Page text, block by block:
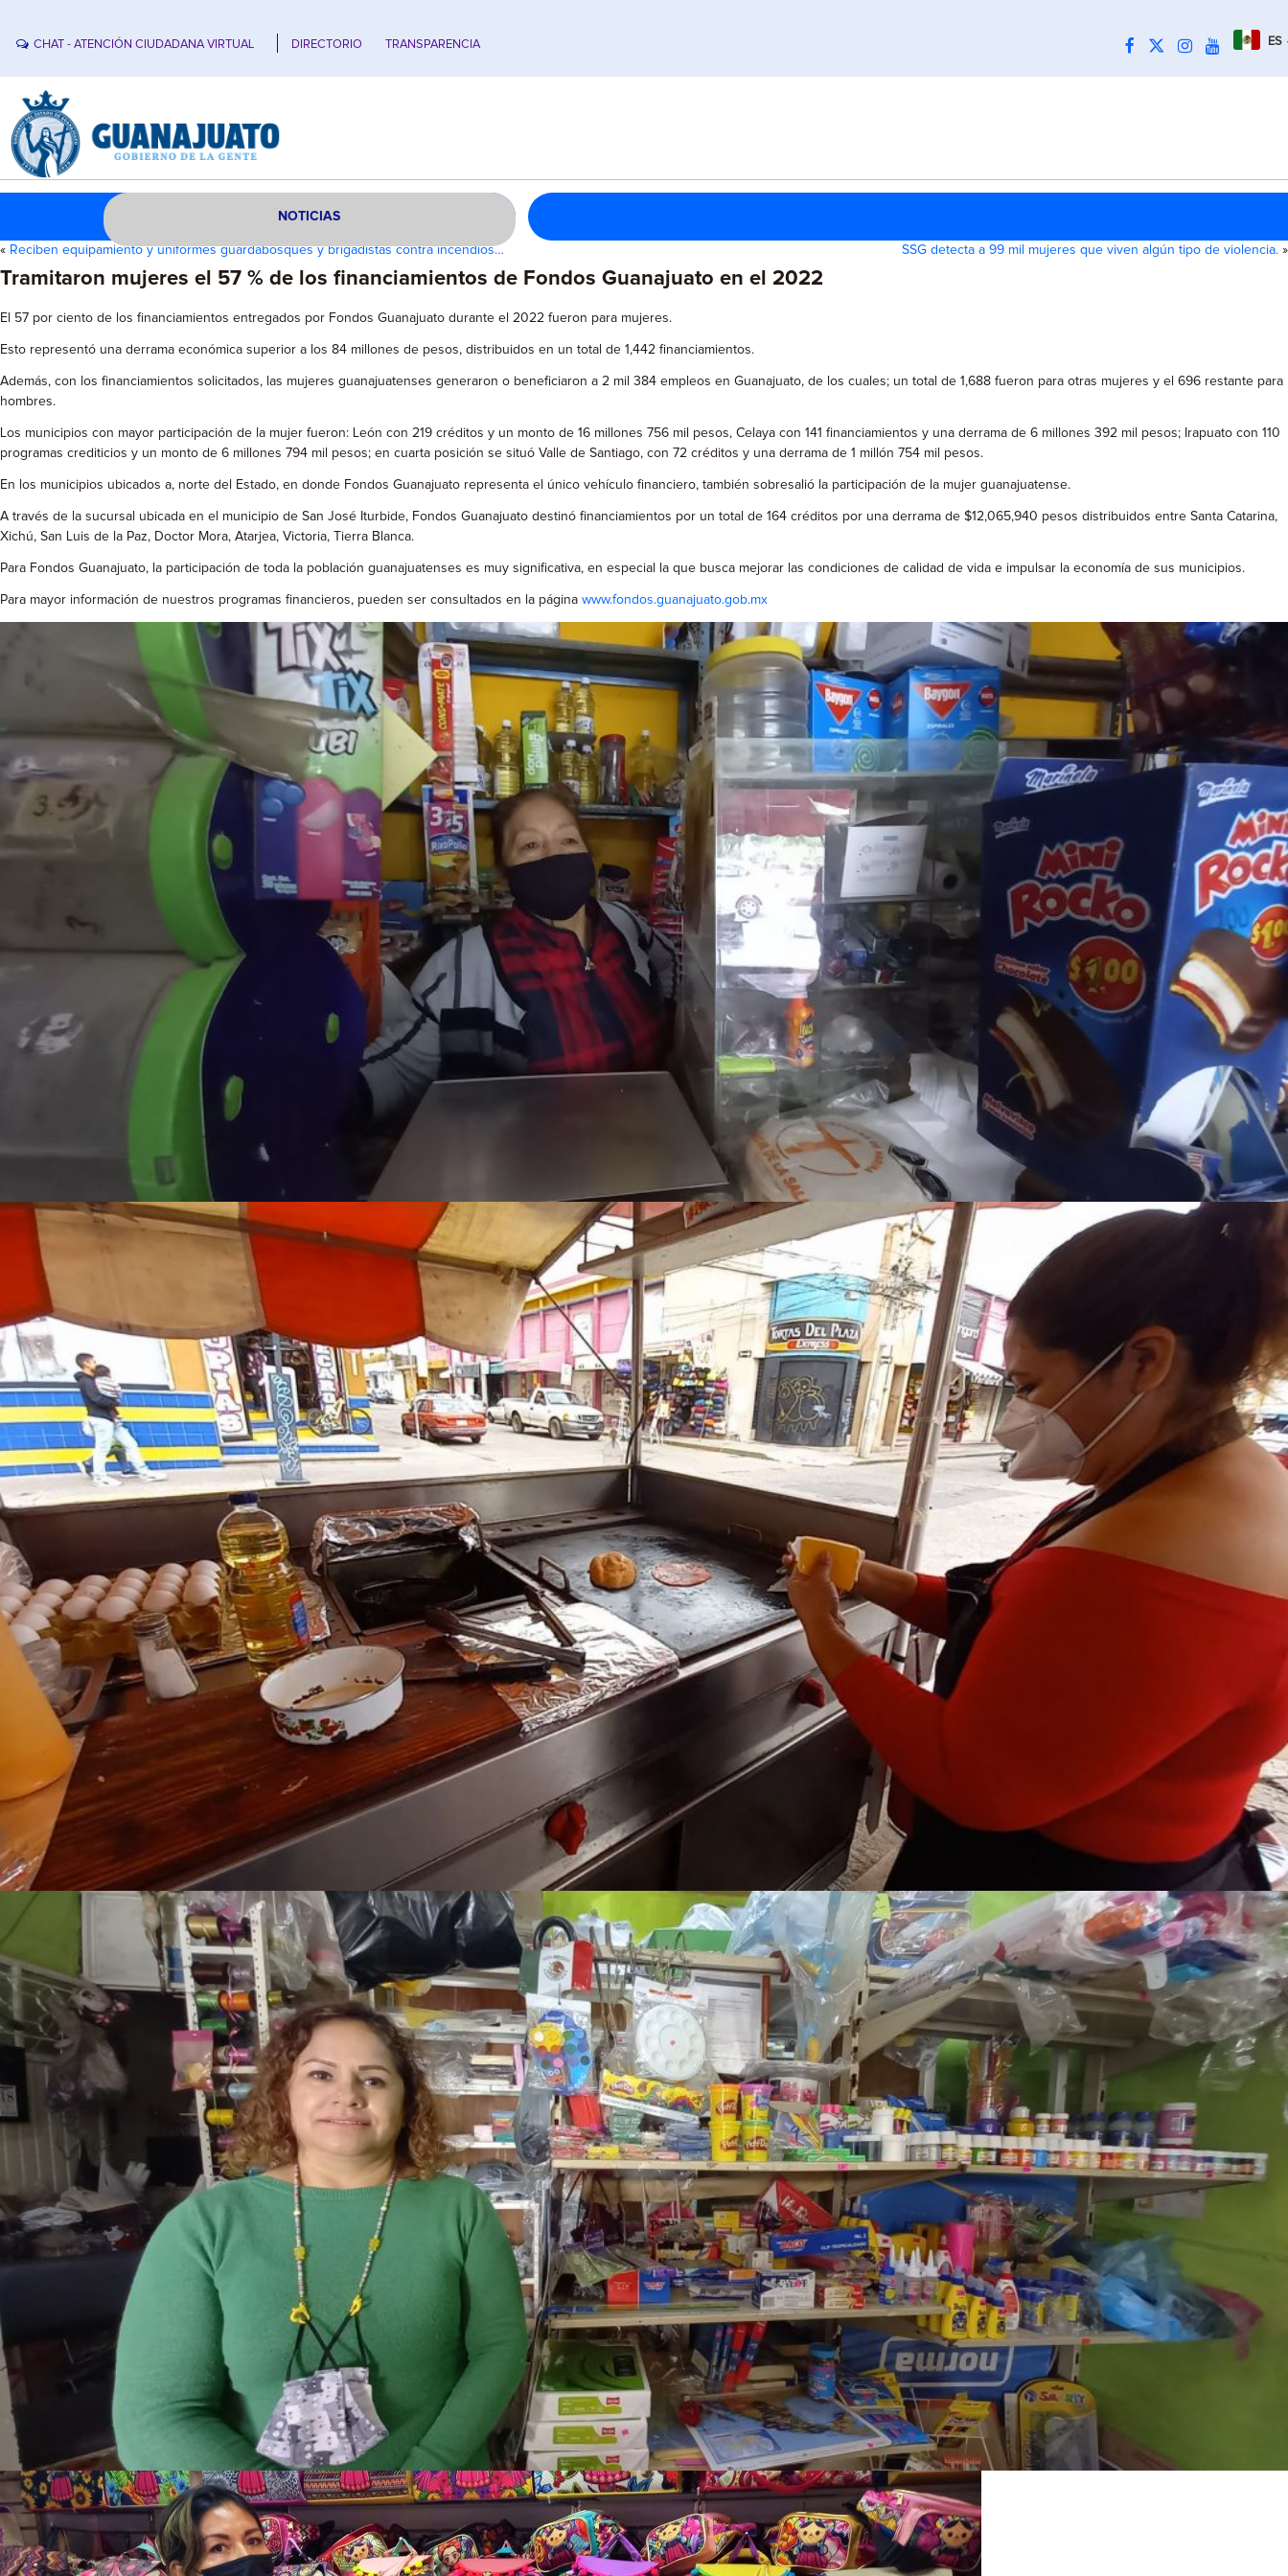
CHAT - ATENCIÓN CIUDADANA VIRTUAL DIRECTORIO TRANSPARENCIA ES
NOTICIAS
« Reciben equipamiento y uniformes guardabosques y brigadistas contra incendios… SSG detecta a 99 mil mujeres que viven algún tipo de violencia. »
Tramitaron mujeres el 57 % de los financiamientos de Fondos Guanajuato en el 2022
El 57 por ciento de los financiamientos entregados por Fondos Guanajuato durante el 2022 fueron para mujeres.
Esto representó una derrama económica superior a los 84 millones de pesos, distribuidos en un total de 1,442 financiamientos.
Además, con los financiamientos solicitados, las mujeres guanajuatenses generaron o beneficiaron a 2 mil 384 empleos en Guanajuato, de los cuales; un total de 1,688 fueron para otras mujeres y el 696 restante para
hombres.
Los municipios con mayor participación de la mujer fueron: León con 219 créditos y un monto de 16 millones 756 mil pesos, Celaya con 141 financiamientos y una derrama de 6 millones 392 mil pesos; Irapuato con 110
programas crediticios y un monto de 6 millones 794 mil pesos; en cuarta posición se situó Valle de Santiago, con 72 créditos y una derrama de 1 millón 754 mil pesos.
En los municipios ubicados a, norte del Estado, en donde Fondos Guanajuato representa el único vehículo financiero, también sobresalió la participación de la mujer guanajuatense.
A través de la sucursal ubicada en el municipio de San José Iturbide, Fondos Guanajuato destinó financiamientos por un total de 164 créditos por una derrama de $12,065,940 pesos distribuidos entre Santa Catarina,
Xichú, San Luis de la Paz, Doctor Mora, Atarjea, Victoria, Tierra Blanca.
Para Fondos Guanajuato, la participación de toda la población guanajuatenses es muy significativa, en especial la que busca mejorar las condiciones de calidad de vida e impulsar la economía de sus municipios.
Para mayor información de nuestros programas financieros, pueden ser consultados en la página www.fondos.guanajuato.gob.mx